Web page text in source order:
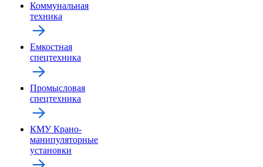
Коммунальная
техника
Емкостная
спецтехника
Промысловая
спецтехника
КМУ Крано-
манипуляторные
установки